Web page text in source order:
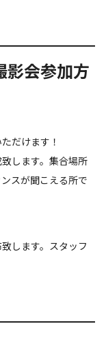
影会参加方
だけます！
します。集合場所
スが聞こえる所で
します。スタッフ